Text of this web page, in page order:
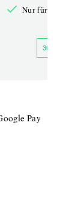
Nur für
30 TAGE